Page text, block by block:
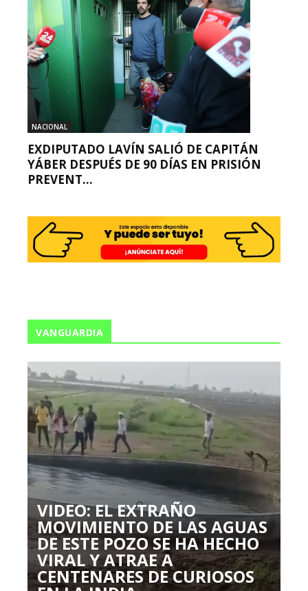
NACIONAL
EXDIPUTADO LAVÍN SALIÓ DE CAPITÁN
YÁBER DESPUÉS DE 90 DÍAS EN PRISIÓN
PREVENT...
VANGUARDIA
VIDEO: EL EXTRAÑO
MOVIMIENTO DE LAS AGUAS
DE ESTE POZO SE HA HECHO
VIRAL Y ATRAE A
CENTENARES DE CURIOSOS